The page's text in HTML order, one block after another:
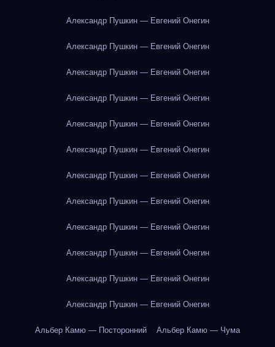
Александр Пушкин — Евгений Онегин
Александр Пушкин — Евгений Онегин
Александр Пушкин — Евгений Онегин
Александр Пушкин — Евгений Онегин
Александр Пушкин — Евгений Онегин
Александр Пушкин — Евгений Онегин
Александр Пушкин — Евгений Онегин
Александр Пушкин — Евгений Онегин
Александр Пушкин — Евгений Онегин
Александр Пушкин — Евгений Онегин
Александр Пушкин — Евгений Онегин
Александр Пушкин — Евгений Онегин
Альбер Камю — Посторонний Альбер Камю — Чума